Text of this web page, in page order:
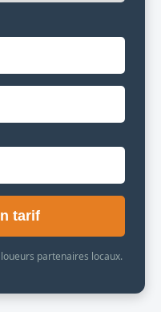
tarif
partenaires locaux.